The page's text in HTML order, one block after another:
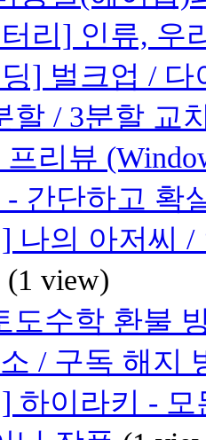
리] 인류, 우
] 벌크업 /
할 / 3분할 교
리뷰
- 간단하고 확
나의 아저씨
(1 view)
도수학 환불
/ 구독 해지
하이라키 -